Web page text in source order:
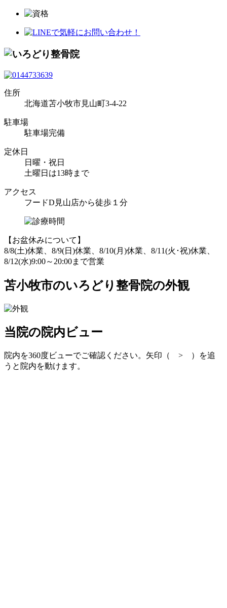
住所
北海道苫小牧市見山町3-4-22
駐車場
駐車場完備
定休日
日曜・祝日
土曜日は13時まで
アクセス
フードD見山店から徒歩１分
【お盆休みについて】
8/8(土)休業、8/9(日)休業、8/10(月)休業、8/11(火･祝)休業、
8/12(水)9:00～20:00まで営業
苫小牧市のいろどり整骨院の外観
当院の院内ビュー
院内を360度ビューでご確認ください。矢印（ > ）を追
うと院内を動けます。